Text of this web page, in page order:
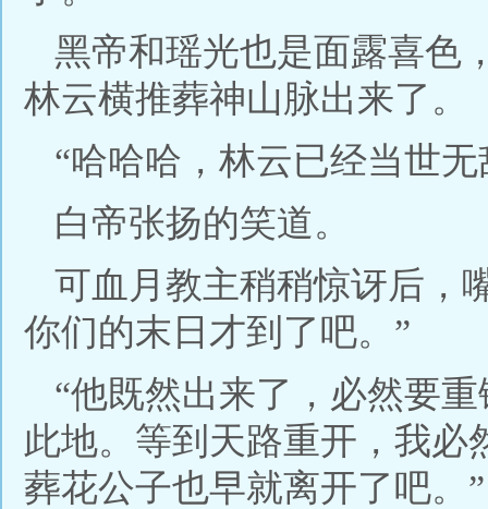
黑帝和瑶光也是面露喜色
林云横推葬神山脉出来了。
“哈哈哈，林云已经当世无
白帝张扬的笑道。
可血月教主稍稍惊讶后，
你们的末日才到了吧。”
“他既然出来了，必然要
此地。等到天路重开，我必
葬花公子也早就离开了吧。”